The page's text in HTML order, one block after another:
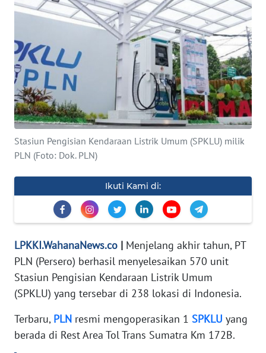
Stasiun Pengisian Kendaraan Listrik Umum (SPKLU) milik
PLN (Foto: Dok. PLN)
Ikuti Kami di:
LPKKI.WahanaNews.co | Menjelang akhir tahun, PT
PLN (Persero) berhasil menyelesaikan 570 unit
Stasiun Pengisian Kendaraan Listrik Umum
(SPKLU) yang tersebar di 238 lokasi di Indonesia.
Terbaru, PLN resmi mengoperasikan 1 SPKLU yang
berada di Rest Area Tol Trans Sumatra Km 172B.
Informasi
INDEKS
BERITA
KONTAK
KAMI
INFO
IKLAN
PEDOMAN
MEDIA
SIBER
REDAKSI
KARIR
DISCLAIMER